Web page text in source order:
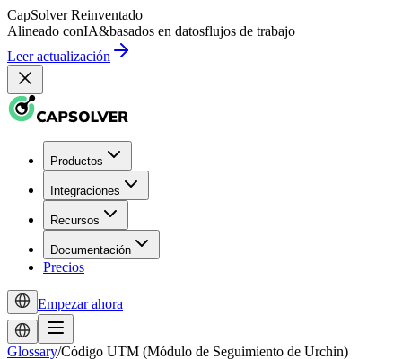
CapSolver Reinventado
Alineado conIA&basados en datosflujos de trabajo
Leer actualización
Productos
Integraciones
Recursos
Documentación
Precios
Empezar ahora
Glossary/Código UTM (Módulo de Seguimiento de Urchin)